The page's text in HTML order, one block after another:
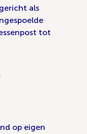
als
tot
op eigen